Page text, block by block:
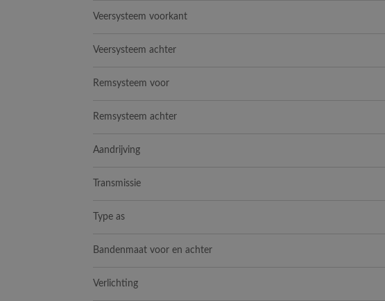
Veersysteem voorkant
Veersysteem achter
Remsysteem voor
Remsysteem achter
Aandrijving
Transmissie
Type as
Bandenmaat voor en achter
Verlichting